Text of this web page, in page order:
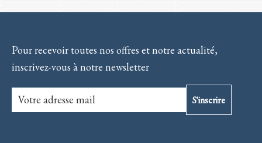
Pour recevoir toutes nos offres et notre actualité,
inscrivez-vous à notre newsletter